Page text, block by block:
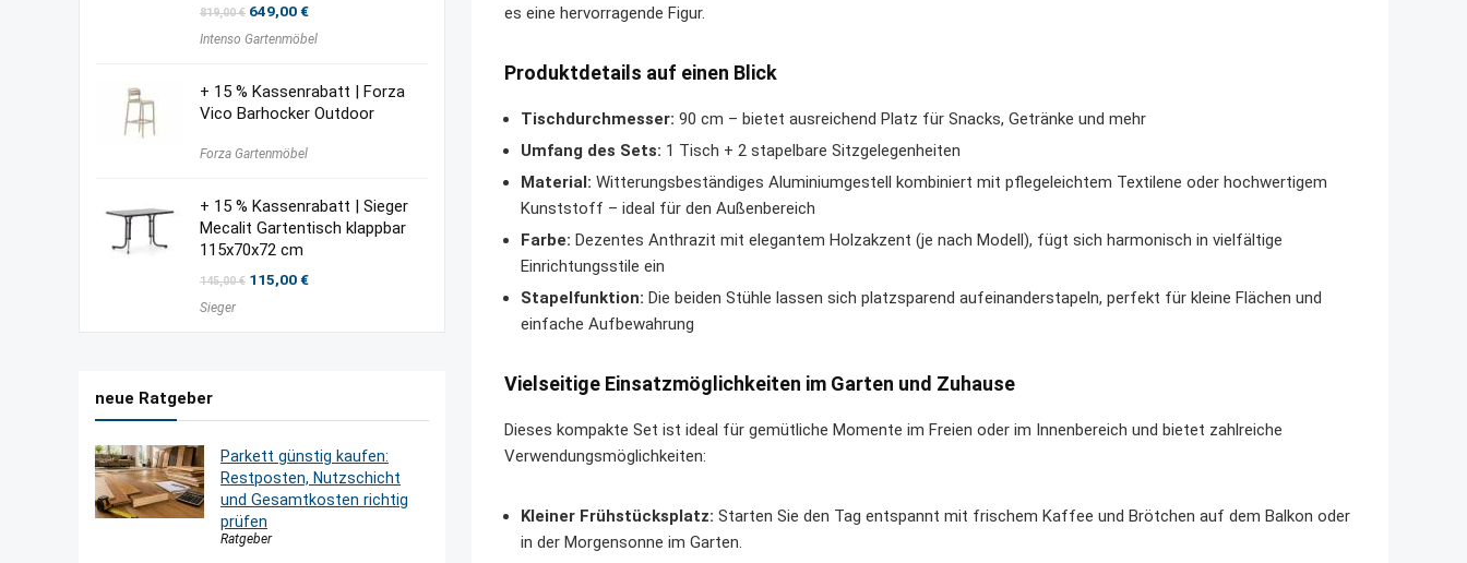
es eine hervorragende Figur.
Produktdetails auf einen Blick
Tischdurchmesser: 90 cm – bietet ausreichend Platz für Snacks, Getränke und mehr
Umfang des Sets: 1 Tisch + 2 stapelbare Sitzgelegenheiten
Material: Witterungsbeständiges Aluminiumgestell kombiniert mit pflegeleichtem Textilene oder hochwertigem
Kunststoff – ideal für den Außenbereich
Farbe: Dezentes Anthrazit mit elegantem Holzakzent (je nach Modell), fügt sich harmonisch in vielfältige
Einrichtungsstile ein
Stapelfunktion: Die beiden Stühle lassen sich platzsparend aufeinanderstapeln, perfekt für kleine Flächen und
einfache Aufbewahrung
Vielseitige Einsatzmöglichkeiten im Garten und Zuhause
Dieses kompakte Set ist ideal für gemütliche Momente im Freien oder im Innenbereich und bietet zahlreiche
Verwendungsmöglichkeiten:
Kleiner Frühstücksplatz: Starten Sie den Tag entspannt mit frischem Kaffee und Brötchen auf dem Balkon oder
in der Morgensonne im Garten.
819,00€ Ursprünglicher
war:
649,00€Aktueller
ist:
Intenso Gartenmöbel
+ 15 % Kassenrabatt | Forza
Vico Barhocker Outdoor
Forza Gartenmöbel
+ 15 % Kassenrabatt | Sieger
Mecalit Gartentisch klappbar
115x70x72 cm
145,00€ Ursprünglicher
115,00€Aktueller
Sieger
neue Ratgeber
Parkett günstig kaufen:
Restposten, Nutzschicht
und Gesamtkosten richtig
prüfen
Ratgeber